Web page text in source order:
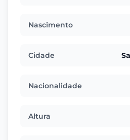
Nascimento
Cidade
Nacionalidade
Altura